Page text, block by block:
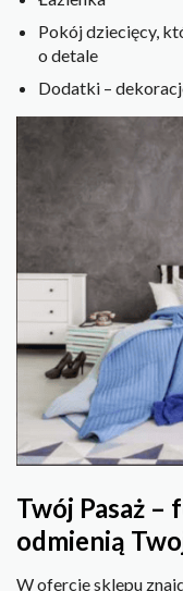
Pokój dziecięcy,
o detale
Dodatki –
Twój Pasaż
odmienią
W ofercie sklepu